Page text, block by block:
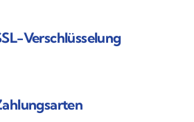
Verschlüsselung